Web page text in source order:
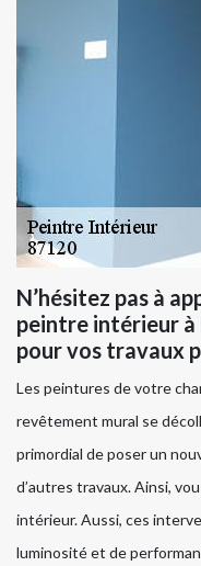
N’hésitez pas à
peintre intérieur à
pour vos travaux
Les peintures de votre
revêtement mural se
primordial de poser un
d’autres travaux. Ainsi,
intérieur. Aussi, ces
luminosité et de